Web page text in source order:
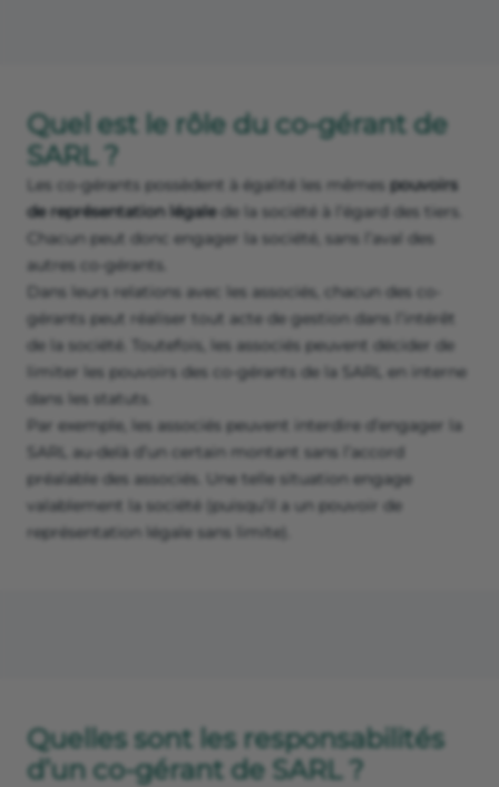
Quel est le rôle du co-gérant de
SARL ?
Les co-gérants possèdent à égalité les mêmes pouvoirs
de représentation légalede la société à l’égard des tiers.
Chacun peut donc engager la société, sans l’aval des
autres co-gérants.
Dans leurs relations avec les associés, chacun des co-
gérants peut réaliser tout acte de gestion dans l’intérêt
de la société. Toutefois, les associés peuvent décider de
limiter les pouvoirs des co-gérants de la SARL en interne
dans les statuts.
Par exemple, les associés peuvent interdire d’engager la
SARL au-delà d’un certain montant sans l’accord
préalable des associés. Une telle situation engage
valablement la société (puisqu’il a un pouvoir de
représentation légale sans limite).
Quelles sont les responsabilités
d’un co-gérant de SARL ?